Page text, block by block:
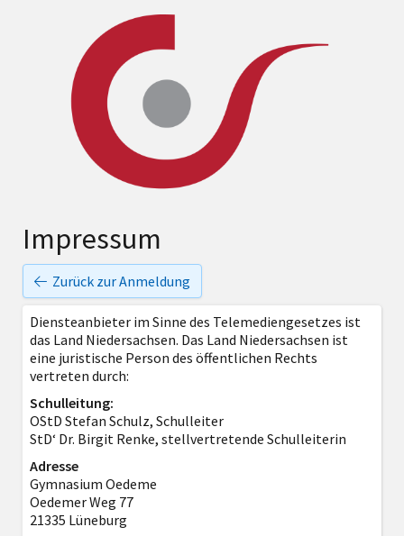
Impressum
Zurück zur Anmeldung
Diensteanbieter im Sinne des Telemediengesetzes ist
das Land Niedersachsen. Das Land Niedersachsen ist
eine juristische Person des öffentlichen Rechts
vertreten durch:
Schulleitung:
OStD Stefan Schulz, Schulleiter
StD‘ Dr. Birgit Renke, stellvertretende Schulleiterin
Adresse
Gymnasium Oedeme
Oedemer Weg 77
21335 Lüneburg